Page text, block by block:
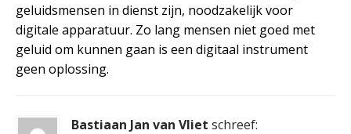
geluidsmensen in dienst zijn, noodzakelijk voor
digitale apparatuur. Zo lang mensen niet goed met
geluid om kunnen gaan is een digitaal instrument
geen oplossing.
Bastiaan Jan van Vliet schreef: